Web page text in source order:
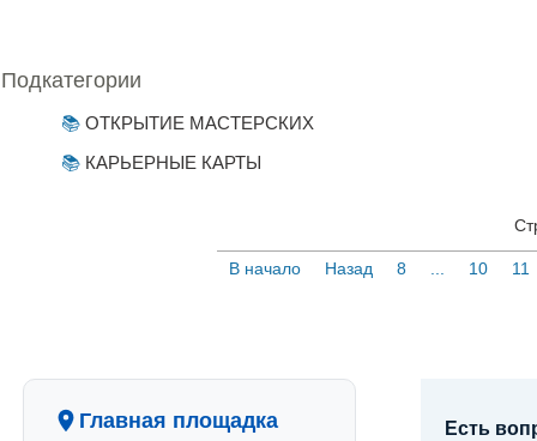
Подкатегории
ОТКРЫТИЕ МАСТЕРСКИХ
КАРЬЕРНЫЕ КАРТЫ
В начало Назад 8 ... 10 11
Главная площадка Есть